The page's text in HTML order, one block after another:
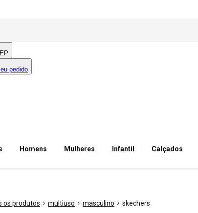
pedido
Homens Mulheres Infantil Calçados
os produtos multiuso masculino skechers